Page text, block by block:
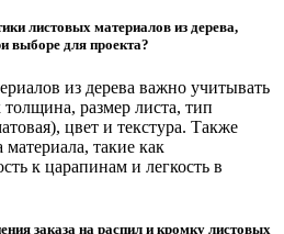
листовых материалов из дерева,
выборе для проекта?
из дерева важно учитывать
толщина, размер листа, тип
цвет и текстура. Также
такие как
к царапинам и легкость в
заказа на распил и кромку листовых